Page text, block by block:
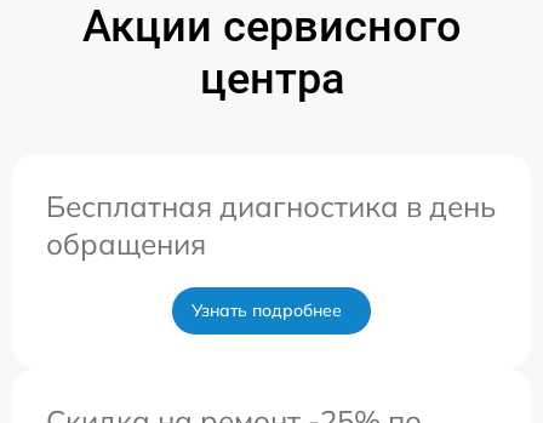
Акции сервисного
центра
Бесплатная диагностика в день
обращения
Узнать подробнее